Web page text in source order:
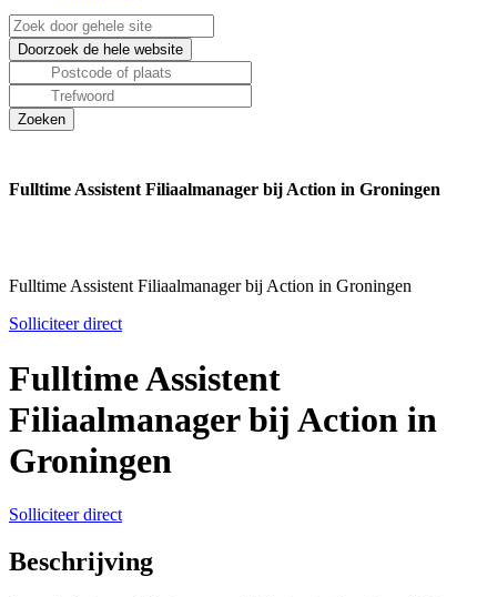
Fulltime Assistent Filiaalmanager bij Action in Groningen
Fulltime Assistent Filiaalmanager bij Action in Groningen
Solliciteer direct
Fulltime Assistent
Filiaalmanager bij Action in
Groningen
Solliciteer direct
Beschrijving